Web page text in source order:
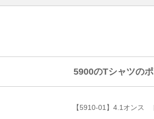
5900のTシャツの
【5910-01】4.1オンス